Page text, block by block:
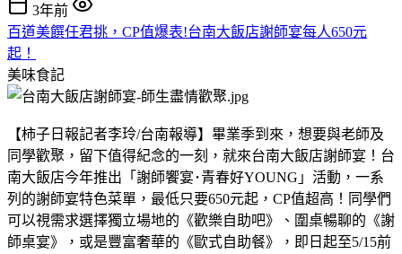
3年前
百道美饌任君挑，CP值爆表!台南大飯店謝師宴每人650元
起！
美味食記
【柿子日報記者李玲/台南報導】畢業季到來，想要與老師及
同學歡聚，留下值得紀念的一刻，就來台南大飯店謝師宴！台
南大飯店今年推出「謝師饗宴･青春好YOUNG」活動，一系
列的謝師宴特色菜單，最低只要650元起，CP值超高！同學們
可以視需求選擇獨立場地的《歡樂自助吧》、圍桌暢聊的《謝
師桌宴》，或是豐富奢華的《歐式自助餐》，即日起至5/15前